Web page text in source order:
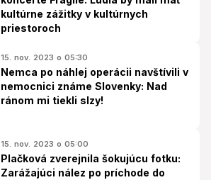
kultúrne zážitky v kultúrnych
priestoroch
15. nov. 2023 o 05:30
Nemca po náhlej operácii navštívili v
nemocnici známe Slovenky: Nad
ránom mi tiekli slzy!
15. nov. 2023 o 05:00
Plačková zverejnila šokujúcu fotku:
Zarážajúci nález po príchode do